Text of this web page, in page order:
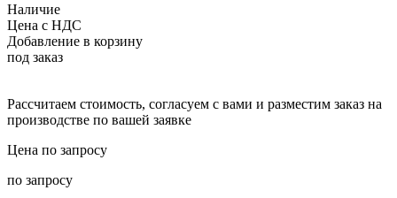
Наличие
Цена с НДС
Добавление в корзину
под заказ
Рассчитаем стоимость, согласуем с вами и разместим заказ на
производстве по вашей заявке
Цена по запросу
по запросу